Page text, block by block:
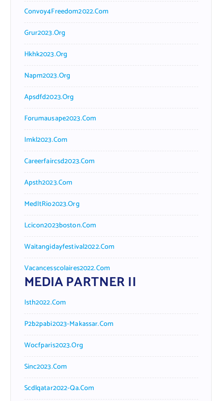
Convoy4Freedom2022.com
Grur2023.org
Hkhk2023.org
Napm2023.org
Apsdfd2023.org
Forumausape2023.com
Imkl2023.com
Careerfaircsd2023.com
Apsth2023.com
MedItRio2023.org
Lcicon2023boston.com
Waitangidayfestival2022.com
Vacancesscolaires2022.com
MEDIA PARTNER II
Isth2022.com
P2b2pabi2023-Makassar.com
Wocfparis2023.org
Sinc2023.com
Scdlqatar2022-Qa.com